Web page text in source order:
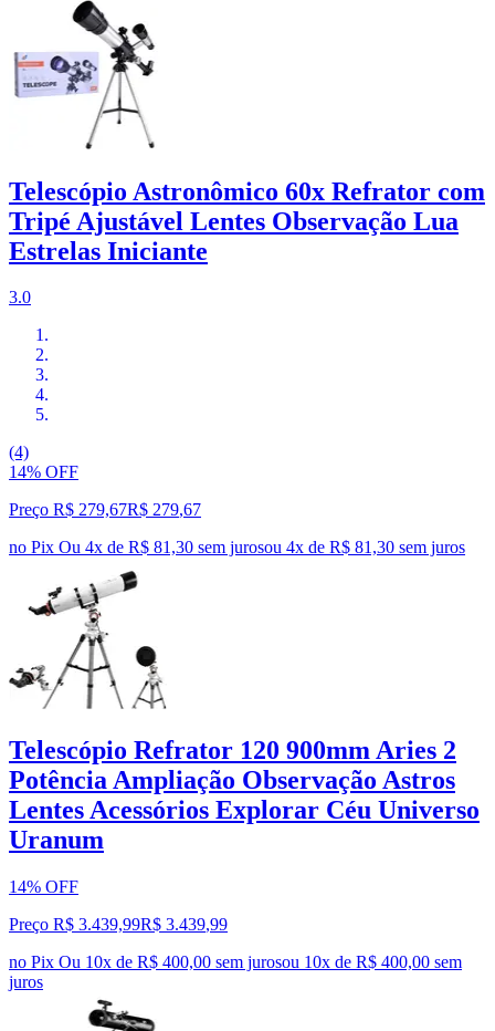
Telescópio Astronômico 60x Refrator com
Tripé Ajustável Lentes Observação Lua
Estrelas Iniciante
3.0
(4)
14% OFF
Preço R$ 279,67R$ 279,67
no Pix Ou 4x de R$ 81,30 sem jurosou 4x de R$ 81,30 sem juros
Telescópio Refrator 120 900mm Aries 2
Potência Ampliação Observação Astros
Lentes Acessórios Explorar Céu Universo
Uranum
14% OFF
Preço R$ 3.439,99R$ 3.439,99
no Pix Ou 10x de R$ 400,00 sem jurosou 10x de R$ 400,00 sem
juros